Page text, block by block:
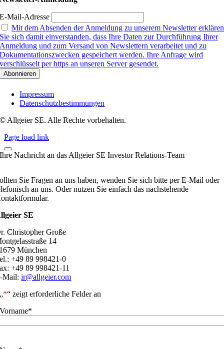
E-Mail-Adresse
Mit dem Absenden der Anmeldung zu unserem Newsletter erklären
Sie sich damit einverstanden, dass Ihre Daten zur Durchführung Ihrer
Anmeldung und zum Versand von Newslettern verarbeitet und zu
Dokumentationszwecken gespeichert werden. Ihre Anfrage wird
verschlüsselt per https an unseren Server gesendet.
Impressum
Datenschutzbestimmungen
© Allgeier SE. Alle Rechte vorbehalten.
Page load link
Ihre Nachricht an das Allgeier SE Investor Relations-Team
Sie Fragen an uns haben, wenden Sie sich bitte per E-Mail oder
an uns. Oder nutzen Sie einfach das nachstehende
SE
Christopher Große
14
München
+49 89 998421-0
+49 89 998421-11
Mail:ir@allgeier.com
„*“ zeigt erforderliche Felder an
Vorname*